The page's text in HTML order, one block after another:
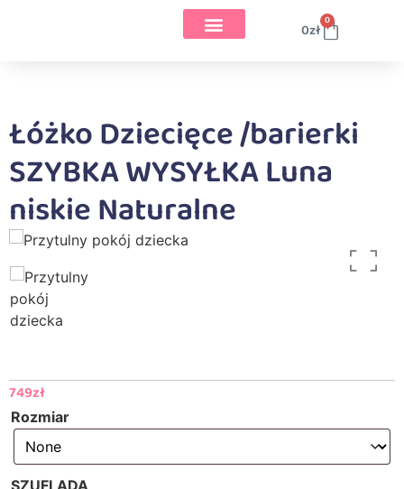
0zł 0
Łóżko Dziecięce /barierki
SZYBKA WYSYŁKA Luna
niskie Naturalne
749zł
Rozmiar
SZUFLADA